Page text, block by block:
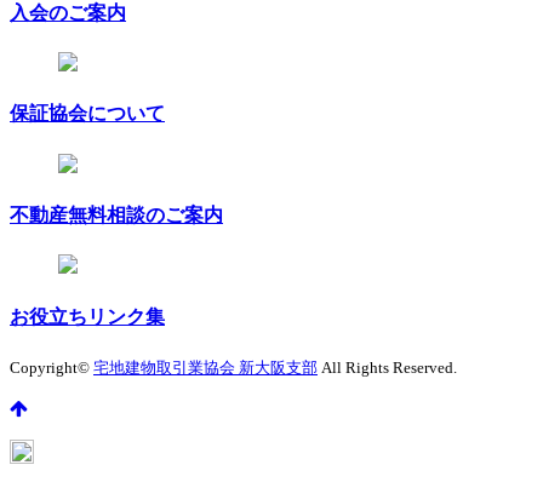
入会のご案内
保証協会について
不動産無料相談のご案内
お役立ちリンク集
Copyright© 宅地建物取引業協会 新大阪支部 All Rights Reserved.